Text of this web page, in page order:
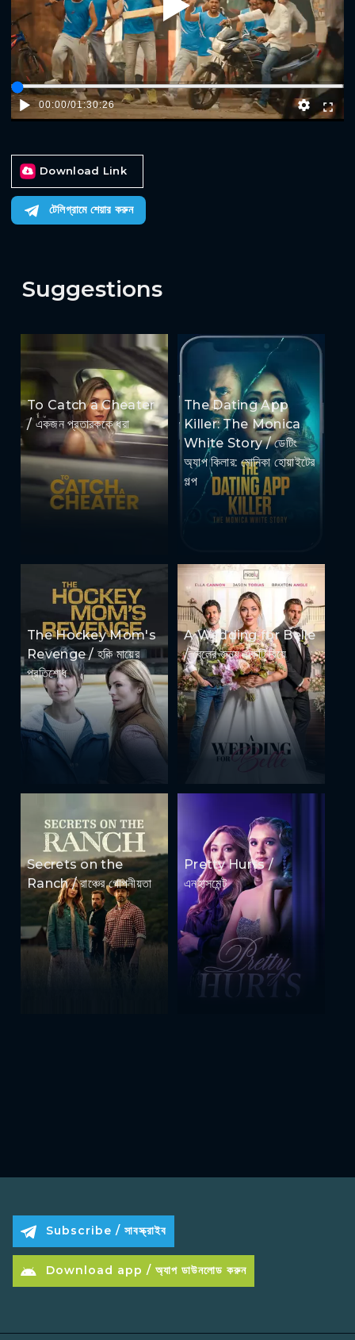
Play
00:00/01:30:26
Download Link
টেলিগ্রামে শেয়ার করুন
Suggestions
To Catch a Cheater
/ একজন প্রতারককে ধরা
The Dating App
Killer: The Monica
White Story / ডেটিং
অ্যাপ কিলার: মোনিকা হোয়াইটের
গল্প
The Hockey Mom's
Revenge / হকি মায়ের
প্রতিশোধ
A Wedding for Belle
/ বেলের জন্য একটি বিয়ে
Secrets on the
Ranch / রাঞ্চের গোপনীয়তা
Pretty Hurts /
এনহাসমেন্ট
Subscribe / সাবস্ক্রাইব
Download app / অ্যাপ ডাউনলোড করুন